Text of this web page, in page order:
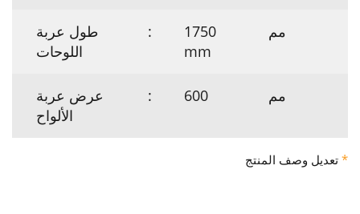
طول عربة
اللوحات
:
1750
mm
مم
عرض عربة
الألواح
: 600 مم
* تعديل وصف المنتج